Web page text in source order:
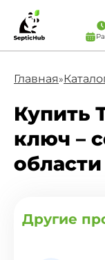
Главная»
Купить
ключ –
области
Другие